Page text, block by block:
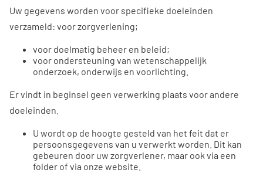
Uw gegevens worden voor specifieke doeleinden
verzameld: voor zorgverlening;
voor doelmatig beheer en beleid;
voor ondersteuning van wetenschappelijk
onderzoek, onderwijs en voorlichting.
Er vindt in beginsel geen verwerking plaats voor andere
doeleinden.
U wordt op de hoogte gesteld van het feit dat er
persoonsgegevens van u verwerkt worden. Dit kan
gebeuren door uw zorgverlener, maar ook via een
folder of via onze website.